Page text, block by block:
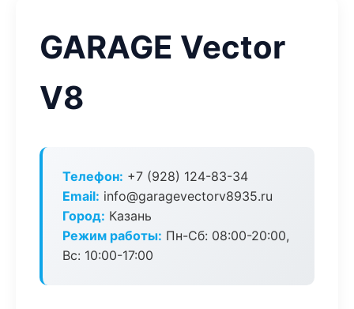
GARAGE Vector
V8
Телефон: +7 (928) 124-83-34
Email: info@garagevectorv8935.ru
Город: Казань
Режим работы: Пн-Сб: 08:00-20:00,
Вс: 10:00-17:00